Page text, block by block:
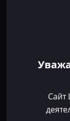
Фрибеты
Без депозитаСайт